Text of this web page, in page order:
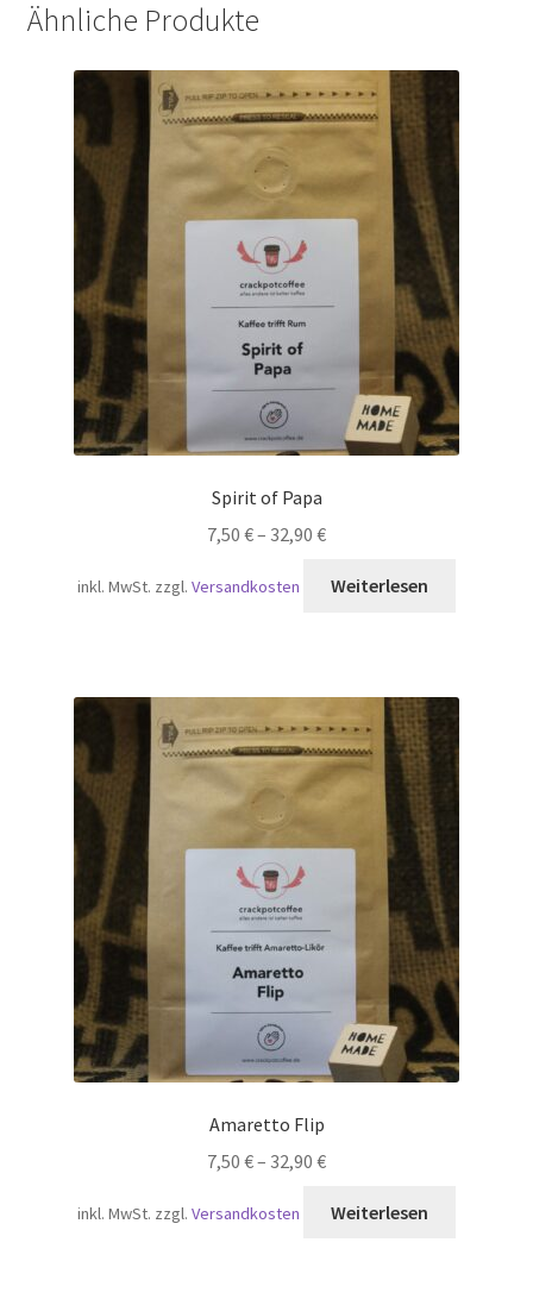
Ähnliche Produkte
Spirit of Papa
7,50 €– 32,90 €
inkl. MwSt. zzgl.Versandkosten Weiterlesen
Amaretto Flip
7,50 €– 32,90 €
inkl. MwSt. zzgl.Versandkosten Weiterlesen